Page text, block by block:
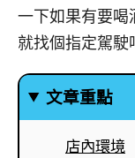
一下如果有要喝
就找個指定駕駛
文章重點
店內環境